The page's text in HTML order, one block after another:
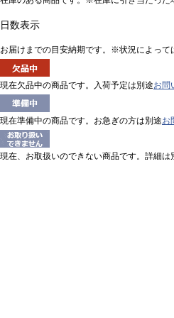
日数表示
お届けまでの目安納期です。※状況によって
現在欠品中の商品です。入荷予定は別途お問
現在準備中の商品です。お急ぎの方は別途お
現在、お取扱いのできない商品です。詳細は